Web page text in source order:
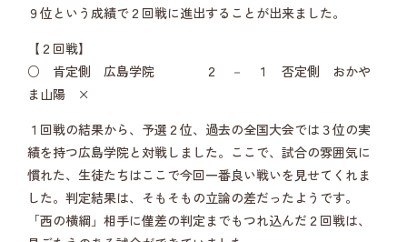
９位という成績で２回戦に進出することが出来ました。
【２回戦】
○ 肯定側 広島学院 ２ － １ 否定側 おかや
ま山陽 ×
１回戦の結果から、予選２位、過去の全国大会では３位の実
績を持つ広島学院と対戦しました。ここで、試合の雰囲気に
慣れた、生徒たちはここで今回一番良い戦いを見せてくれま
した。判定結果は、そもそもの立論の差だったようです。
「西の横綱」相手に僅差の判定までもつれ込んだ２回戦は、